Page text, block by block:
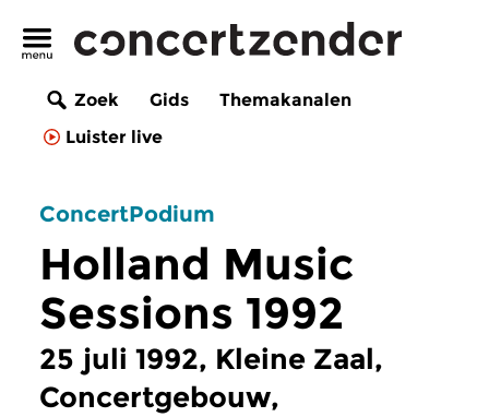
Zoek Gids
Themakanalen
Luister live
ConcertPodium
Holland Music
Sessions 1992
25 juli 1992, Kleine Zaal,
Concertgebouw,